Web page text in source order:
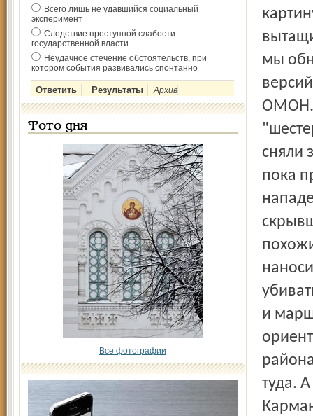
Всего лишь не удавшийся социальный
эксперимент
Следствие преступной слабости
государственной власти
Неудачное стечение обстоятельств, при
котором события развивались спонтанно
Архив
Фото дня
Все фотографии
мы
ОМОН.
сняли
пока
и
туда.